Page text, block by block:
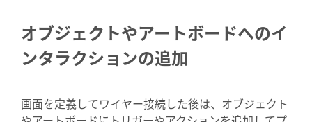
オブジェクトやアートボードへのイ
ンタラクションの追加
画面を定義してワイヤー接続した後は、オブジェクト